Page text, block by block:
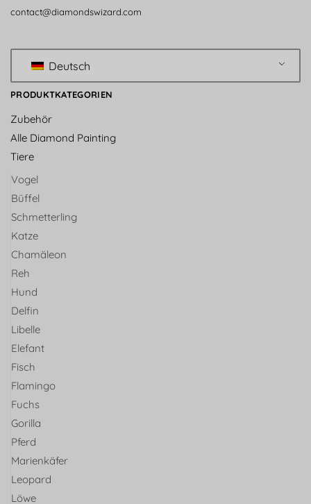
contact@diamondswizard.com
Deutsch
PRODUKTKATEGORIEN
Zubehör
Alle Diamond Painting
Tiere
Vogel
Büffel
Schmetterling
Katze
Chamäleon
Reh
Hund
Delfin
Libelle
Elefant
Fisch
Flamingo
Fuchs
Gorilla
Pferd
Marienkäfer
Leopard
Löwe